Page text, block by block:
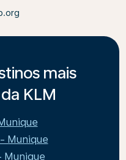
mais
KLM
Munique
Munique